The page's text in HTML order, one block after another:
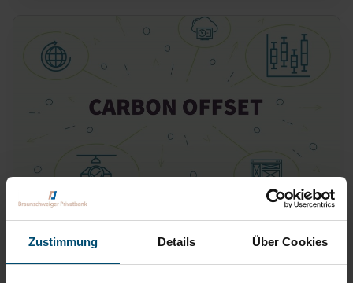
Zustimmung Details Über Cookies
Wie Klimaschutz in Unternehmen für eine
bessere Rendite sorgt